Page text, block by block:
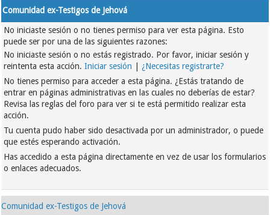
Comunidad ex-Testigos de Jehová
No iniciaste sesión o no tienes permiso para ver esta página. Esto
puede ser por una de las siguientes razones:
No iniciaste sesión o no estás registrado. Por favor, iniciar sesión y
reintenta esta acción.Iniciar sesión |¿Necesitas registrarte?
No tienes permiso para acceder a esta página. ¿Estás tratando de
entrar en páginas administrativas en las cuales no deberías de estar?
Revisa las reglas del foro para ver si te está permitido realizar esta
acción.
Tu cuenta pudo haber sido desactivada por un administrador, o puede
que estés esperando activación.
Has accedido a esta página directamente en vez de usar los formularios
o enlaces adecuados.
Comunidad ex-Testigos de Jehová